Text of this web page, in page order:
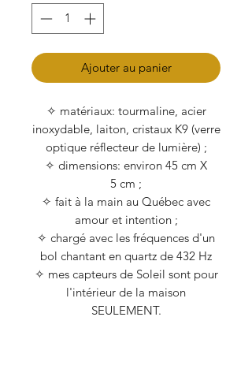
Ajouter au panier
✧ matériaux: tourmaline, acier
inoxydable, laiton, cristaux K9 (verre
optique réflecteur de lumière) ;
✧ dimensions: environ 45 cm X
5 cm ;
✧ fait à la main au Québec avec
amour et intention ;
✧ chargé avec les fréquences d'un
bol chantant en quartz de 432 Hz
✧ mes capteurs de Soleil sont pour
l'intérieur de la maison
SEULEMENT.